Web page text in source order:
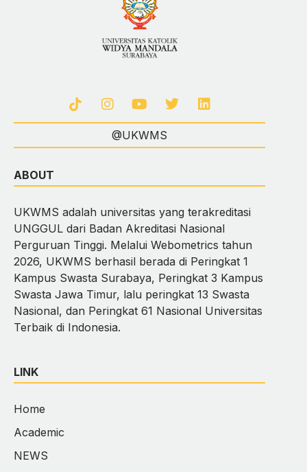
@UKWMS
ABOUT
UKWMS adalah universitas yang terakreditasi
UNGGUL dari Badan Akreditasi Nasional
Perguruan Tinggi. Melalui Webometrics tahun
2026, UKWMS berhasil berada di Peringkat 1
Kampus Swasta Surabaya, Peringkat 3 Kampus
Swasta Jawa Timur, lalu peringkat 13 Swasta
Nasional, dan Peringkat 61 Nasional Universitas
Terbaik di Indonesia.
LINK
Home
Academic
NEWS